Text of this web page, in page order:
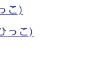
こ)
っこ)